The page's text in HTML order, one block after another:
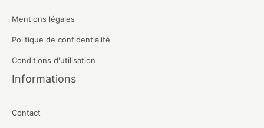
Mentions légales
Politique de confidentialité
Conditions d'utilisation
Informations
Contact